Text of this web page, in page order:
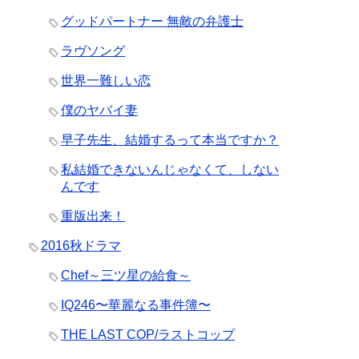
グッドパートナー 無敵の弁護士
ラヴソング
世界一難しい恋
僕のヤバイ妻
早子先生、結婚するって本当ですか？
私結婚できないんじゃなくて、しない
んです
重版出来！
2016秋ドラマ
Chef～三ツ星の給食～
IQ246〜華麗なる事件簿〜
THE LAST COP/ラストコップ